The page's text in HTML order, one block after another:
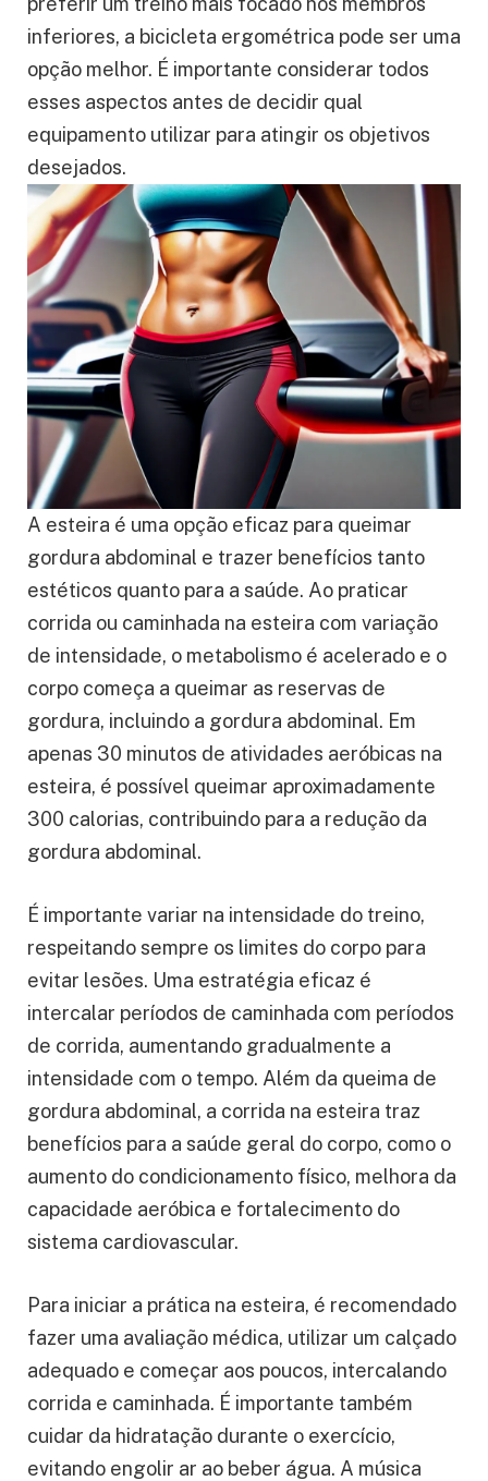
inferiores, a bicicleta ergométrica pode ser uma
opção melhor. É importante considerar todos
esses aspectos antes de decidir qual
equipamento utilizar para atingir os objetivos
desejados.
A esteira é uma opção eficaz para queimar
gordura abdominal e trazer benefícios tanto
estéticos quanto para a saúde. Ao praticar
corrida ou caminhada na esteira com variação
de intensidade, o metabolismo é acelerado e o
corpo começa a queimar as reservas de
gordura, incluindo a gordura abdominal. Em
apenas 30 minutos de atividades aeróbicas na
esteira, é possível queimar aproximadamente
300 calorias, contribuindo para a redução da
gordura abdominal.
É importante variar na intensidade do treino,
respeitando sempre os limites do corpo para
evitar lesões. Uma estratégia eficaz é
intercalar períodos de caminhada com períodos
de corrida, aumentando gradualmente a
intensidade com o tempo. Além da queima de
gordura abdominal, a corrida na esteira traz
benefícios para a saúde geral do corpo, como o
aumento do condicionamento físico, melhora da
capacidade aeróbica e fortalecimento do
sistema cardiovascular.
Para iniciar a prática na esteira, é recomendado
fazer uma avaliação médica, utilizar um calçado
adequado e começar aos poucos, intercalando
corrida e caminhada. É importante também
cuidar da hidratação durante o exercício,
evitando engolir ar ao beber água. A música